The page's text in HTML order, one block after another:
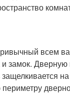
всем
замок.